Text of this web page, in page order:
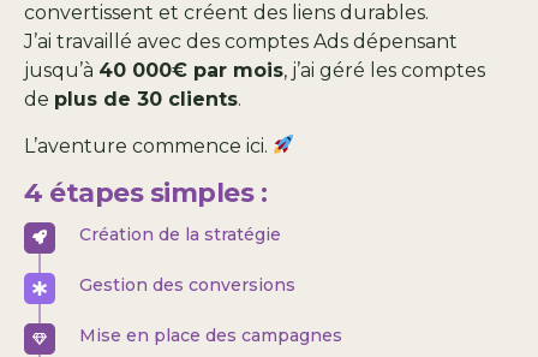
convertissent et créent des liens durables.
J’ai travaillé avec des comptes Ads dépensant
jusqu’à 40 000€ par mois, j’ai géré les comptes
de plus de 30 clients.
L’aventure commence ici.
4 étapes simples :
Création de la stratégie
Gestion des conversions
Mise en place des campagnes